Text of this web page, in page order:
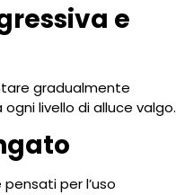
e
gradualmente
livello di alluce valgo.
per l’uso